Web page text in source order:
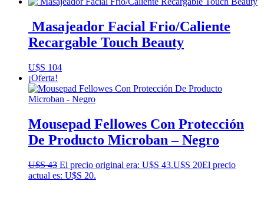
Masajeador Facial Frio/Caliente
Recargable Touch Beauty
U$S 104
¡Oferta!
Mousepad Fellowes Con Protección
De Producto Microban – Negro
U$S43 El precio original era: U$S 43.U$S 20El precio
actual es: U$S 20.